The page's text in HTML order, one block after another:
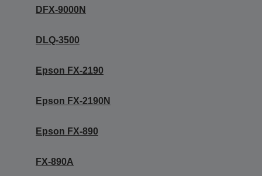
DFX-9000N
DLQ-3500
Epson FX-2190
Epson FX-2190N
Epson FX-890
FX-890A